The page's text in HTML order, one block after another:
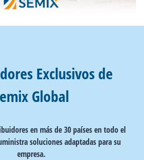
Exclusivos de
Global
en más de 30 países en todo el
soluciones adaptadas para su
empresa.